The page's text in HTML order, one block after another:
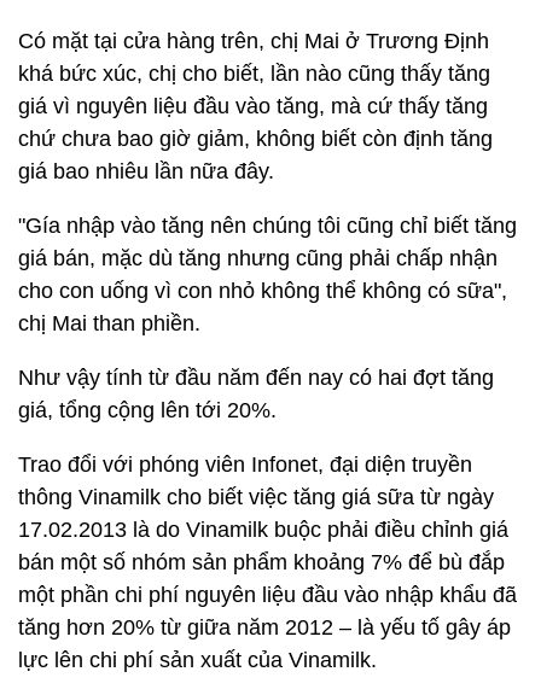
Có mặt tại cửa hàng trên, chị Mai ở Trương Định
khá bức xúc, chị cho biết, lần nào cũng thấy tăng
giá vì nguyên liệu đầu vào tăng, mà cứ thấy tăng
chứ chưa bao giờ giảm, không biết còn định tăng
giá bao nhiêu lần nữa đây.
"Gía nhập vào tăng nên chúng tôi cũng chỉ biết tăng
giá bán, mặc dù tăng nhưng cũng phải chấp nhận
cho con uống vì con nhỏ không thể không có sữa",
chị Mai than phiền.
Như vậy tính từ đầu năm đến nay có hai đợt tăng
giá, tổng cộng lên tới 20%.
Trao đổi với phóng viên Infonet, đại diện truyền
thông Vinamilk cho biết việc tăng giá sữa từ ngày
17.02.2013 là do Vinamilk buộc phải điều chỉnh giá
bán một số nhóm sản phẩm khoảng 7% để bù đắp
một phần chi phí nguyên liệu đầu vào nhập khẩu đã
tăng hơn 20% từ giữa năm 2012 – là yếu tố gây áp
lực lên chi phí sản xuất của Vinamilk.